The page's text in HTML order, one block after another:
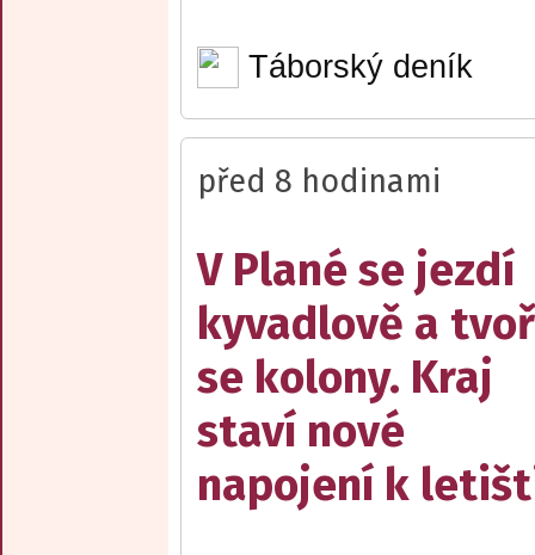
Táborský deník
před 8 hodinami
V Plané se jezdí
kyvadlově a
se kolony. Kraj
staví nové
napojení k